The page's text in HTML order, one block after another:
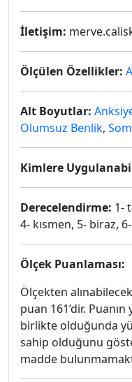
İletişim:
Ölçülen Özellikler:
Alt Boyutlar:
Olumsuz Benlik,
Kimlere
Derecelendirme: 1-
4- kısmen, 5- biraz,
Ölçek Puanlaması:
Ölçekten
puan 161’dir.
birlikte olduğunda
sahip olduğunu
madde